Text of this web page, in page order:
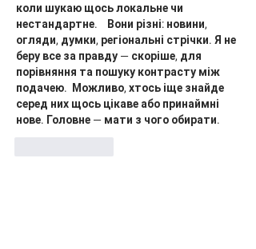
коли шукаю щось локальне чи
нестандартне.    Вони різні: новини,
огляди, думки, регіональні стрічки. Я не
беру все за правду — скоріше, для
порівняння та пошуку контрасту між
подачею.  Можливо, хтось іще знайде
серед них щось цікаве або принаймні
нове. Головне — мати з чого обирати.